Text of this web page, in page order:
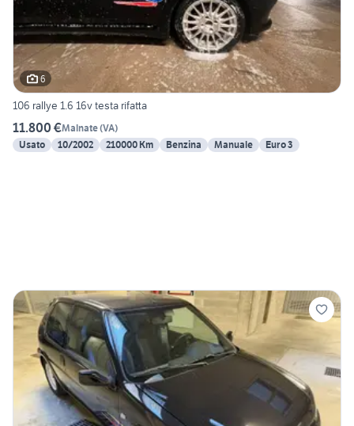
6
106 rallye 1.6 16v testa rifatta
11.800 €Malnate(VA)
Usato
10/2002 210000 Km Benzina Manuale Euro 3